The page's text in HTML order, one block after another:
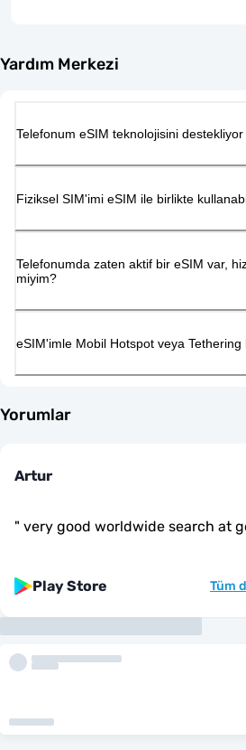
Yardım Merkezi
Telefonum eSIM teknolojisini
Fiziksel SIM'imi eSIM ile birlikte
Telefonumda zaten aktif bir eSIM var,
miyim?
eSIM'imle Mobil Hotspot veya
Yorumlar
Artur
" very good worldwide search at
Play Store Tüm